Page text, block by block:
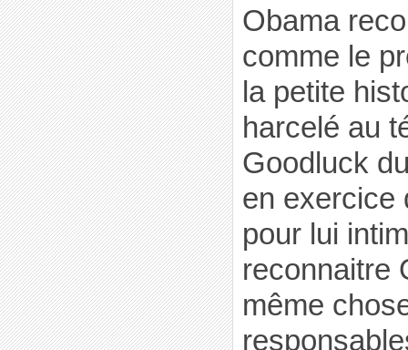
Obama
comme le
la petite
harcelé au
Goodluck
en exercice
pour lui
reconnaitre
même